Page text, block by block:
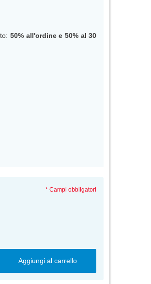
50% all'ordine e 50% al30
* Campi obbligatori
Aggiungi al carrello